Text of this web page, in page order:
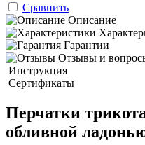
Сравнить
Описание
Гарантии
Отзывы и
Инструкция
Сертификаты
Перчатки
обливной